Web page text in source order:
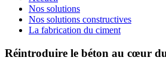
Nos solutions
Nos solutions constructives
La fabrication du ciment
Réintroduire le béton au cœur